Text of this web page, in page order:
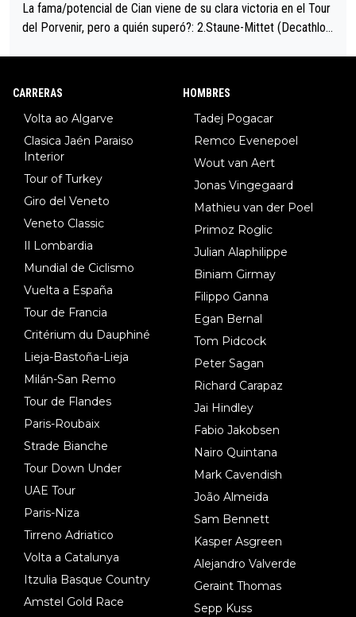
La fama/potencial de Cian viene de su clara victoria en el Tour
del Porvenir, pero a quién superó?: 2.Staune-Mittet (Decathlon,
8.Lenny Martinez (Bahrein), 9. Van Belle (Visma), 10. Vacek (Li
CARRERAS
Volta ao Algarve
Clasica Jaén Paraiso
Interior
Tour of Turkey
Giro del Veneto
Veneto Classic
Il Lombardia
Mundial de Ciclismo
Vuelta a España
Tour de Francia
Critérium du Dauphiné
Lieja-Bastoña-Lieja
Milán-San Remo
Tour de Flandes
Paris-Roubaix
Strade Bianche
Tour Down Under
UAE Tour
Paris-Niza
Tirreno Adriatico
Volta a Catalunya
Itzulia Basque Country
Amstel Gold Race
HOMBRES
Tadej Pogacar
Remco Evenepoel
Wout van Aert
Jonas Vingegaard
Mathieu van der Poel
Primoz Roglic
Julian Alaphilippe
Biniam Girmay
Filippo Ganna
Egan Bernal
Tom Pidcock
Peter Sagan
Richard Carapaz
Jai Hindley
Fabio Jakobsen
Nairo Quintana
Mark Cavendish
João Almeida
Sam Bennett
Kasper Asgreen
Alejandro Valverde
Geraint Thomas
Sepp Kuss